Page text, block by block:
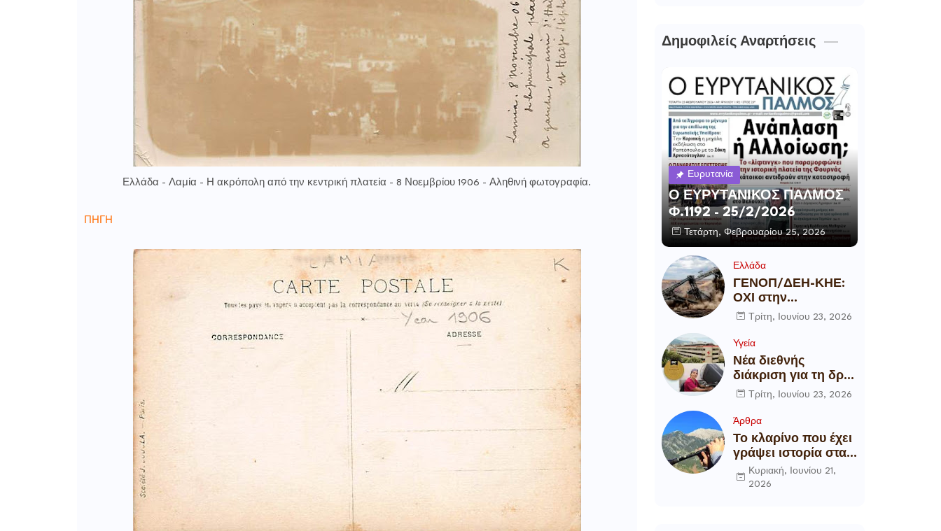
Ελλάδα - Λαμία - Η ακρόπολη από την κεντρική πλατεία - 8 Νοεμβρίου 1906 - Αληθινή φωτογραφία.
ΠΗΓΗ
Δημοφιλείς Αναρτήσεις
Ευρυτανία
Ο ΕΥΡΥΤΑΝΙΚΟΣ ΠΑΛΜΟΣ
Φ.1192 - 25/2/2026
Τετάρτη, Φεβρουαρίου 25, 2026
Ελλάδα
ΓΕΝΟΠ/ΔΕΗ-ΚΗΕ:
ΟΧΙ στην
αποξήλωση των
υποδομών της
χώρας
Τρίτη, Ιουνίου 23, 2026
Υγεία
Νέα διεθνής
διάκριση για τη δρ
Θάλεια
Διευθύντρια
Xειρουργό του
Metropolitan
General
Τρίτη, Ιουνίου 23, 2026
Άρθρα
Το κλαρίνο που έχει
γράψει ιστορία στα
χωριά της Ρούμελης
Κυριακή, Ιουνίου 21,
2026